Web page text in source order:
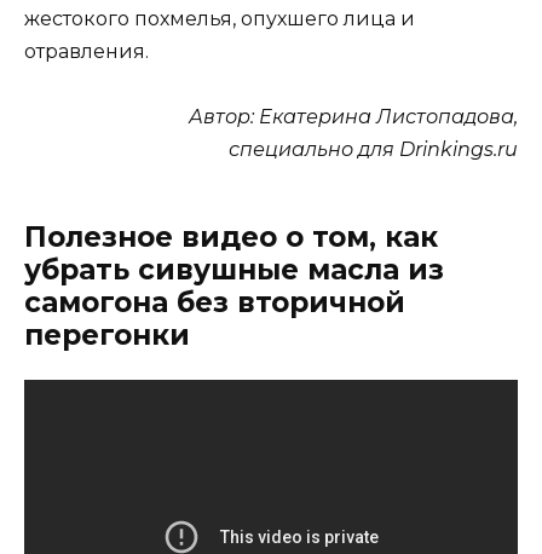
жестокого похмелья, опухшего лица и
отравления.
Автор: Екатерина Листопадова,
специально для Drinkings.ru
Полезное видео о том, как
убрать сивушные масла из
самогона без вторичной
перегонки